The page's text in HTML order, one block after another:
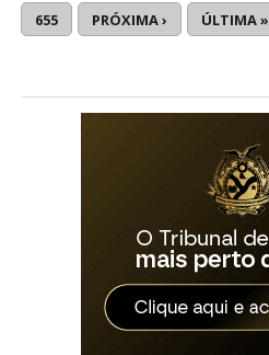
655
PRÓXIMA › ÚLTIMA »